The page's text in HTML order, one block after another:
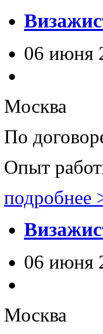
06 июня
Москва
По
Опыт
подробнее
06 июня
Москва